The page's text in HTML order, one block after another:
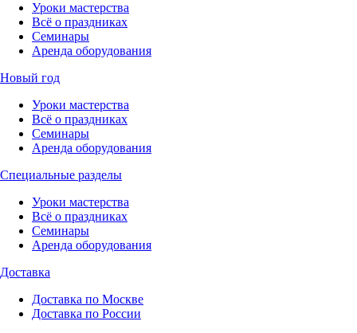
Уроки мастерства
Всё о праздниках
Семинары
Аренда оборудования
Новый год
Уроки мастерства
Всё о праздниках
Семинары
Аренда оборудования
Специальные разделы
Уроки мастерства
Всё о праздниках
Семинары
Аренда оборудования
Доставка
Доставка по Москве
Доставка по России